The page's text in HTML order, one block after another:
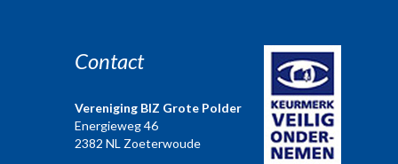
Contact
Vereniging BIZ Grote Polder
Energieweg 46
2382 NL Zoeterwoude